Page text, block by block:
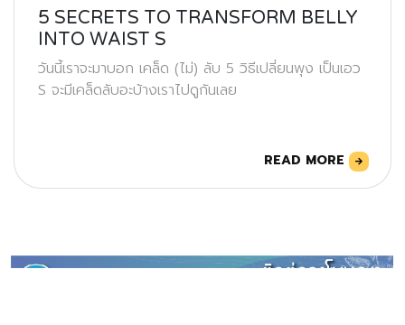
5 SECRETS TO TRANSFORM BELLY
INTO WAIST S
วันนี้เราจะมาบอก เคล็ด (ไม่) ลับ 5 วิธีเปลี่ยนพุง เป็นเอว
S จะมีเคล็ดลับอะบ้างเราไปดูกันเลย
READ MORE